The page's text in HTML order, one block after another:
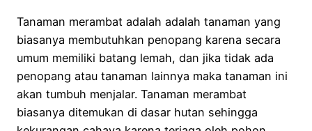
Tanaman merambat adalah adalah tanaman yang
biasanya membutuhkan penopang karena secara
umum memiliki batang lemah, dan jika tidak ada
penopang atau tanaman lainnya maka tanaman ini
akan tumbuh menjalar. Tanaman merambat
biasanya ditemukan di dasar hutan sehingga